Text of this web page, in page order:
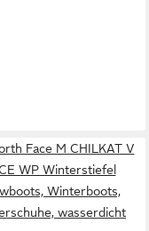
Face M CHILKAT V
WP Winterstiefel
Winterboots,
wasserdicht